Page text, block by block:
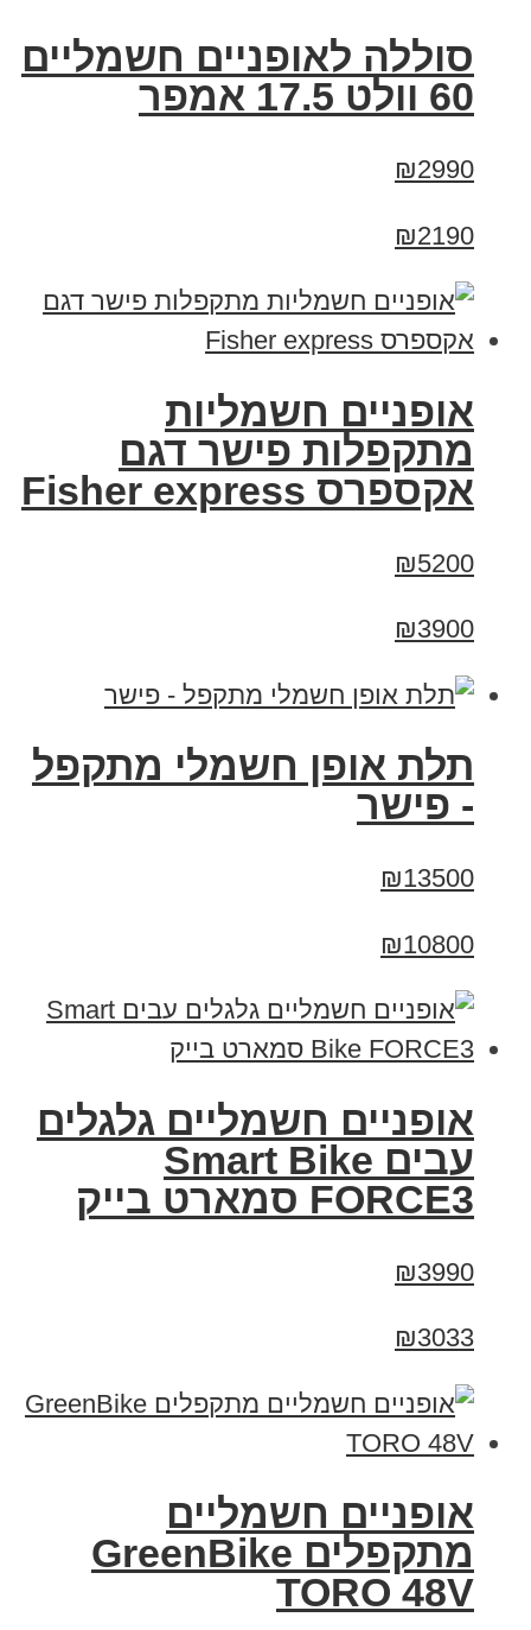
סוללה לאופניים חשמליים
60 וולט 17.5 אמפר
₪2990
₪2190
אופניים חשמליות
מתקפלות פישר דגם
אקספרס Fisher express
₪5200
₪3900
תלת אופן חשמלי מתקפל
- פישר
₪13500
₪10800
אופניים חשמליים גלגלים
עבים Smart Bike
FORCE3 סמארט בייק
₪3990
₪3033
אופניים חשמליים
מתקפלים GreenBike
TORO 48V